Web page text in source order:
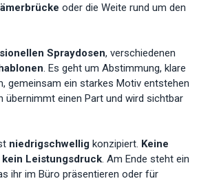
oder die Weite rund um den
Spraydosen, verschiedenen
. Es geht um Abstimmung, klare
gemeinsam ein starkes Motiv entstehen
übernimmt einen Part und wird sichtbar
niedrigschwelligkonzipiert. Keine
Leistungsdruck. Am Ende steht ein
ihr im Büro präsentieren oder für